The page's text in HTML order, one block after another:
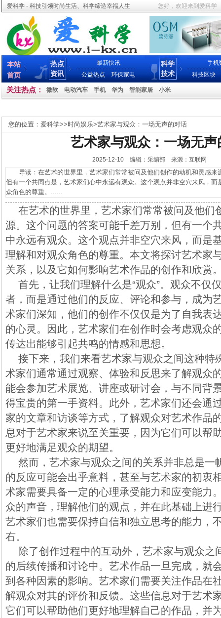
爱科学 - 科技引领时尚生活、科学缔造幸福人生 您好，欢迎来到爱科学
本站
首页
热点
资讯
最新快讯
公益热点
环保家电
科学
技术
手机
科技区块
关注热点： 微软 电动汽车 手机 华为 智能家居 小米
您的位置： 爱科学>>时尚娱乐>艺术家与观众：一场无声的对话
艺术家与观众：一场无声
2025-12-10 编辑：采编部 来源：互联网
导读：在艺术的世界里，艺术家们常常被问及他们创作的动机和灵感来
但有一个共同点是，艺术家们心中永远有观众。这个观点并非空穴来风，
众角色的尊重。......
在艺术的世界里，艺术家们常常被问及他们
源。这个问题的答案可能千差万别，但有一个
中永远有观众。这个观点并非空穴来风，而是
理解和对观众角色的尊重。本文将探讨艺术家
关系，以及它如何影响艺术作品的创作和欣赏
首先，让我们理解什么是“观众”。观众不仅
者，而是通过他们的反应、评论和参与，成为
术家们深知，他们的创作不仅仅是为了自我表
的心灵。因此，艺术家们在创作时会考虑观众
传达出能够引起共鸣的情感和思想。
接下来，我们来看艺术家与观众之间这种特
术家们通常通过观察、体验和反思来了解观众
能会参加艺术展览、讲座或研讨会，与不同背
得宝贵的第一手资料。此外，艺术家们还会通
家的文章和访谈等方式，了解观众对艺术作品
息对于艺术家来说至关重要，因为它们可以帮
更好地满足观众的期望。
然而，艺术家与观众之间的关系并非总是一
的反应可能会出乎意料，甚至与艺术家的初衷
术家需要具备一定的心理承受能力和应变能力
众的声音，理解他们的观点，并在此基础上进
艺术家们也需要保持自信和独立思考的能力，
右。
除了创作过程中的互动外，艺术家与观众之
的后续传播和讨论中。艺术作品一旦完成，就
到各种因素的影响。艺术家们需要关注作品在
解观众对其的评价和反馈。这些信息对于艺术
它们可以帮助他们更好地理解自己的作品，并